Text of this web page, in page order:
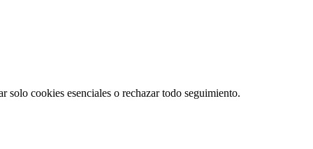
solo cookies esenciales o rechazar todo seguimiento.